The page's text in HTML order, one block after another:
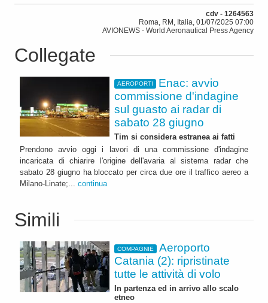
cdv - 1264563
Roma, RM, Italia, 01/07/2025 07:00
AVIONEWS - World Aeronautical Press Agency
Collegate
AEROPORTI
Enac: avvio
commissione d'indagine
sul guasto ai radar di
sabato 28 giugno
Tim si considera estranea ai fatti
Prendono avvio oggi i lavori di una commissione d'indagine
incaricata di chiarire l'origine dell'avaria al sistema radar che
sabato 28 giugno ha bloccato per circa due ore il traffico aereo a
Milano-Linate;... continua
Simili
COMPAGNIE
Aeroporto
Catania (2): ripristinate
tutte le attività di volo
In partenza ed in arrivo allo scalo
etneo